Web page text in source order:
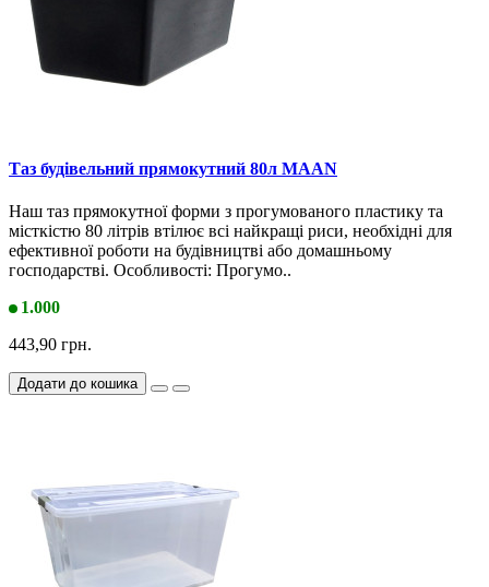
Таз будівельний прямокутний 80л MAAN
Наш таз прямокутної форми з прогумованого пластику та
місткістю 80 літрів втілює всі найкращі риси, необхідні для
ефективної роботи на будівництві або домашньому
господарстві. Особливості: Прогумо..
1.000
443,90 грн.
Додати до кошика